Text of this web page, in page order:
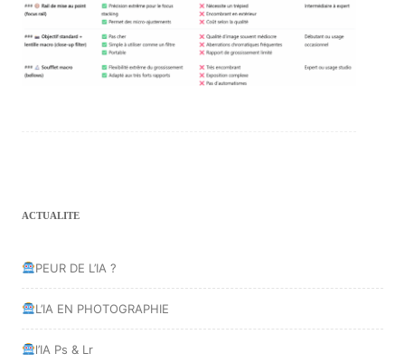
ACTUALITE
PEUR DE L’IA ?
L’IA EN PHOTOGRAPHIE
l’IA Ps & Lr